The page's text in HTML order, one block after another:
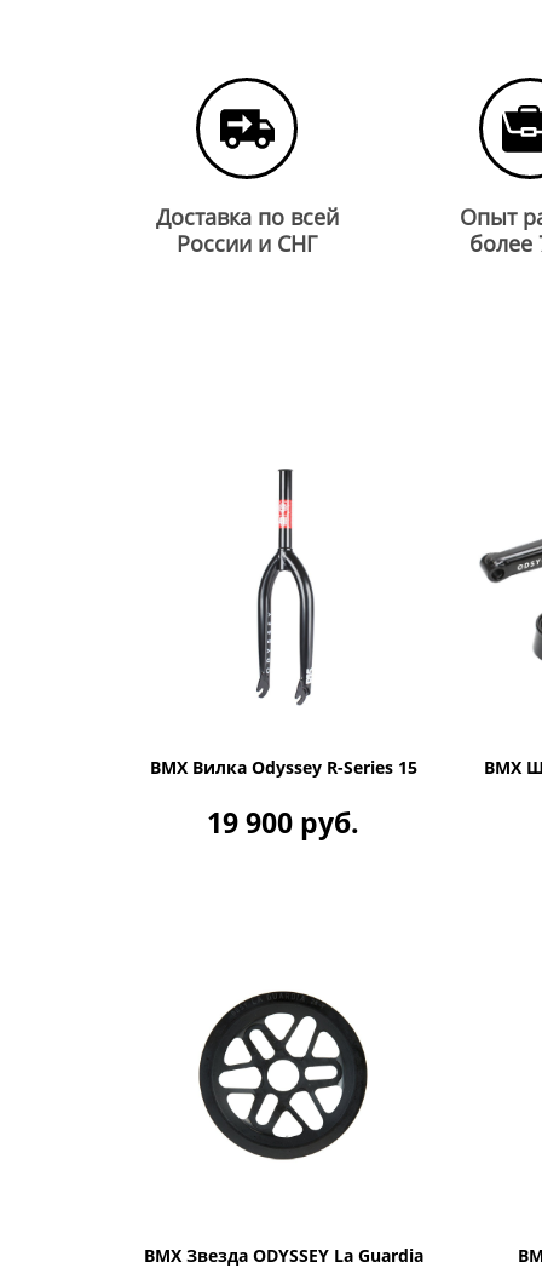
Доставка по всей
России и СНГ
Опыт
более
BMX Вилка Odyssey R-Series 15
19 900 руб.
BMX
BMX Звезда ODYSSEY La Guardia